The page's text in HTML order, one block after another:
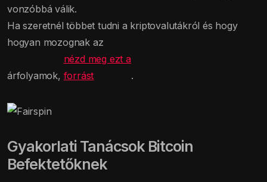
vonzóbbá válik.
Ha szeretnél többet tudni a kriptovalutákról és hogy
hogyan mozognak az
árfolyamok,
nézd meg ezt a
forrást
.
Gyakorlati Tanácsok Bitcoin
Befektetőknek